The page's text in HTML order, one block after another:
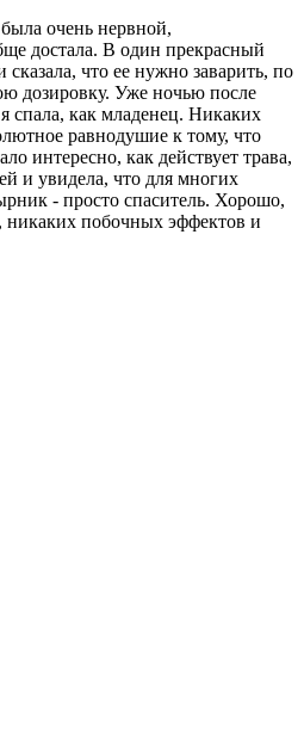
очень нервной,
достала. В один прекрасный
сказала, что ее нужно заварить, по
дозировку. Уже ночью после
спала, как младенец. Никаких
равнодушие к тому, что
интересно, как действует трава,
и увидела, что для многих
- просто спаситель. Хорошо,
никаких побочных эффектов и